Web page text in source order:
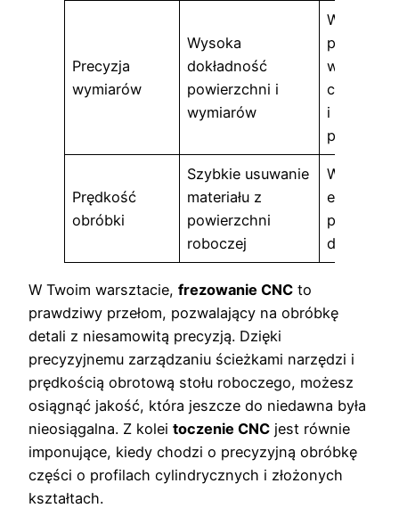
Precyzja
wymiarów
Wysoka
dokładność
powierzchni i
wymiarów
Wysoka
precyzja
wymiarów
i
profili
Prędkość
obróbki
Szybkie usuwanie
materiału z
powierzchni
roboczej
Wysoka
przy
dużych
W Twoim warsztacie, frezowanie CNC to
prawdziwy przełom, pozwalający na obróbkę
detali z niesamowitą precyzją. Dzięki
precyzyjnemu zarządzaniu ścieżkami narzędzi i
prędkością obrotową stołu roboczego, możesz
osiągnąć jakość, która jeszcze do niedawna była
nieosiągalna. Z kolei toczenie CNC jest równie
imponujące, kiedy chodzi o precyzyjną obróbkę
części o profilach cylindrycznych i złożonych
kształtach.